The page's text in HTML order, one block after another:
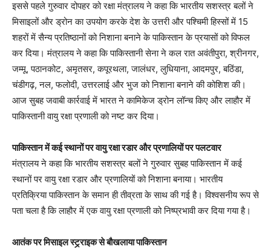
इससे पहले गुरुवार दोपहर को रक्षा मंत्रालय ने कहा कि भारतीय सशस्त्र बलों ने
मिसाइलों और ड्रोन का उपयोग करके देश के उत्तरी और पश्चिमी हिस्सों में 15
शहरों में सैन्य प्रतिष्ठानों को निशाना बनाने के पाकिस्तान के प्रयासों को विफल
कर दिया। मंत्रालय ने कहा कि पाकिस्तानी सेना ने कल रात अवंतीपुरा, श्रीनगर,
जम्मू, पठानकोट, अमृतसर, कपूरथला, जालंधर, लुधियाना, आदमपुर, बठिंडा,
चंडीगढ़, नल, फलोदी, उत्तरलाई और भुज को निशाना बनाने की कोशिश की।
आज सुबह जवाबी कार्रवाई में भारत ने कामिकेज ड्रोन लॉन्च किए और लाहौर में
पाकिस्तानी वायु रक्षा प्रणाली को नष्ट कर दिया।
पाकिस्तान में कई स्थानों पर वायु रक्षा रडार और प्रणालियों पर पलटवार
मंत्रालय ने कहा कि भारतीय सशस्त्र बलों ने गुरुवार सुबह पाकिस्तान में कई
स्थानों पर वायु रक्षा रडार और प्रणालियों को निशाना बनाया। भारतीय
प्रतिक्रिया पाकिस्तान के समान ही तीव्रता के साथ की गई है। विश्वसनीय रूप से
पता चला है कि लाहौर में एक वायु रक्षा प्रणाली को निष्प्रभावी कर दिया गया है।
आतंक पर मिसाइल स्ट्र्राइक से बौखलाया पाकिस्तान